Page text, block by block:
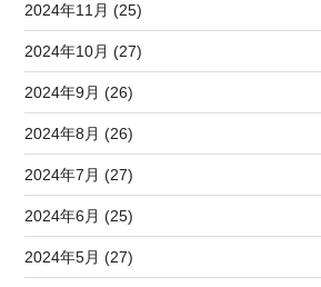
2024年11月 (25)
2024年10月 (27)
2024年9月 (26)
2024年8月 (26)
2024年7月 (27)
2024年6月 (25)
2024年5月 (27)